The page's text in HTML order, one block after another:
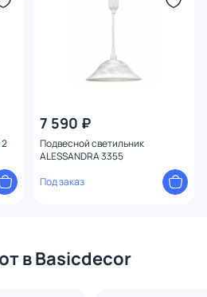
7 590 ₽
Подвесной светильник
ALESSANDRA 3355
Под заказ
в Basicdecor